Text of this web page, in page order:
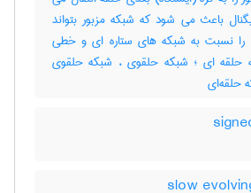
باعث می شود که شبکه مزبور بتواند
را نسبت به شبکه های ستاره ای و خطی
ای ؛ شبکه حلقوی ، شبکه حلقوی
حلقه‌ای